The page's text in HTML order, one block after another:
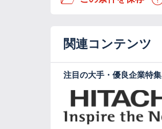
関連コンテンツ
注目の大手・優良企業特集